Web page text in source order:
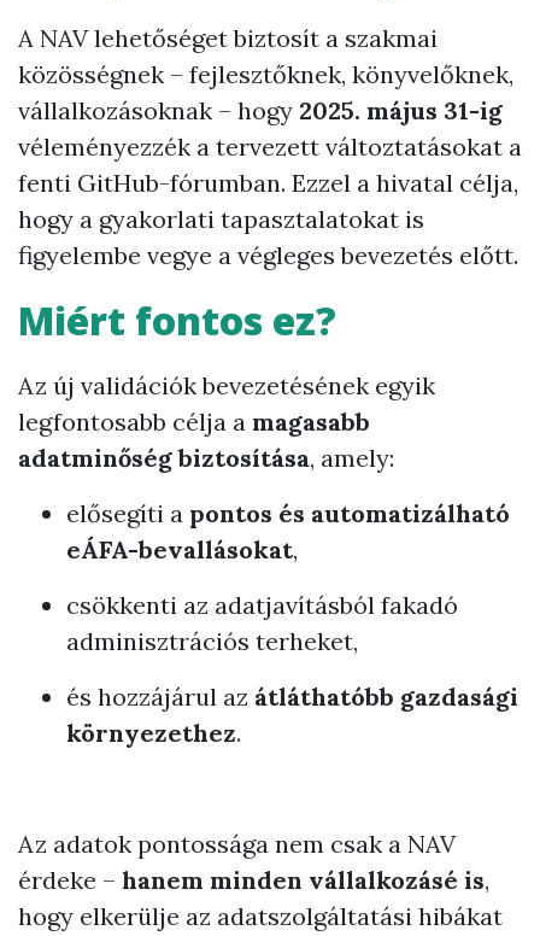
A NAV lehetőséget biztosít a szakmai
közösségnek – fejlesztőknek, könyvelőknek,
vállalkozásoknak – hogy 2025. május 31-ig
véleményezzék a tervezett változtatásokat a
fenti GitHub-fórumban. Ezzel a hivatal célja,
hogy a gyakorlati tapasztalatokat is
figyelembe vegye a végleges bevezetés előtt.
Miért fontos ez?
Az új validációk bevezetésének egyik
legfontosabb célja a magasabb
adatminőség biztosítása, amely:
elősegíti a pontos és automatizálható
eÁFA-bevallásokat,
csökkenti az adatjavításból fakadó
adminisztrációs terheket,
és hozzájárul az átláthatóbb gazdasági
környezethez.
Az adatok pontossága nem csak a NAV
érdeke – hanem minden vállalkozásé is,
hogy elkerülje az adatszolgáltatási hibákat